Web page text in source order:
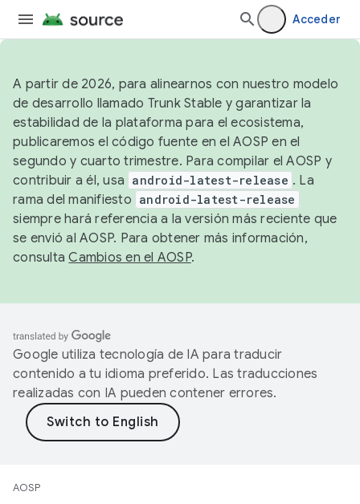
Acceder
A partir de 2026, para alinearnos con nuestro modelo
de desarrollo llamado Trunk Stable y garantizar la
estabilidad de la plataforma para el ecosistema,
publicaremos el código fuente en el AOSP en el
segundo y cuarto trimestre. Para compilar el AOSP y
contribuir a él, usa android-latest-release . La
rama del manifiesto android-latest-release
siempre hará referencia a la versión más reciente que
se envió al AOSP. Para obtener más información,
consultaCambios en el AOSP.
Google utiliza tecnología de IA para traducir
contenido a tu idioma preferido. Las traducciones
realizadas con IA pueden contener errores.
AOSP